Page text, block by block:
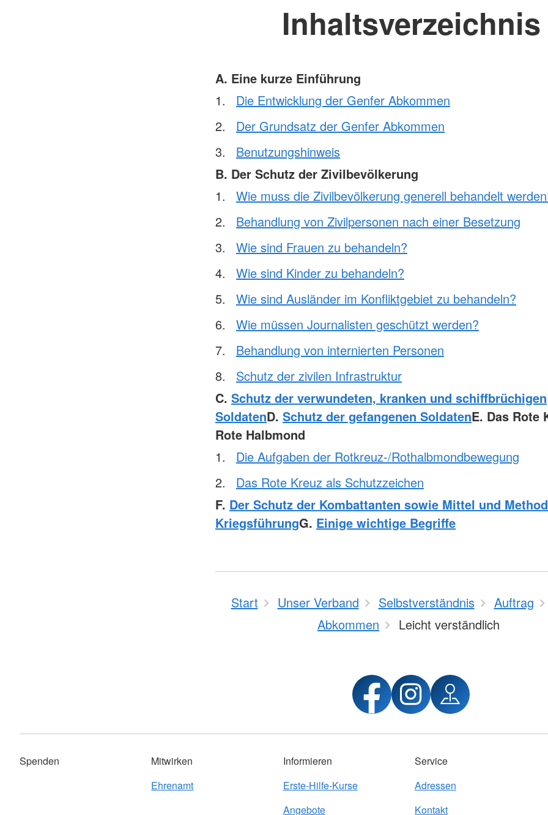
Inhaltsverzeichnis
A. Eine kurze Einführung
Die Entwicklung der Genfer Abkommen
Der Grundsatz der Genfer Abkommen
Benutzungshinweis
B. Der Schutz der Zivilbevölkerung
Wie muss die Zivilbevölkerung generell behandelt
Behandlung von Zivilpersonen nach einer Besetzung
Wie sind Frauen zu behandeln?
Wie sind Kinder zu behandeln?
Wie sind Ausländer im Konfliktgebiet zu behandeln?
Wie müssen Journalisten geschützt werden?
Behandlung von internierten Personen
Schutz der zivilen Infrastruktur
C. Schutz der verwundeten, kranken und schiffbrüchigen
SoldatenD. Schutz der gefangenen SoldatenE. Das Rote
Rote Halbmond
Die Aufgaben der Rotkreuz-/Rothalbmondbewegung
Das Rote Kreuz als Schutzzeichen
F. Der Schutz der Kombattanten sowie Mittel und
KriegsführungG. Einige wichtige Begriffe
Start Unser Verband Selbstverständnis
Auftrag
Abkommen
Leicht verständlich
Spenden
Mitwirken
Ehrenamt
Informieren
Erste-Hilfe-Kurse
Angebote
Service
Adressen
Kontakt